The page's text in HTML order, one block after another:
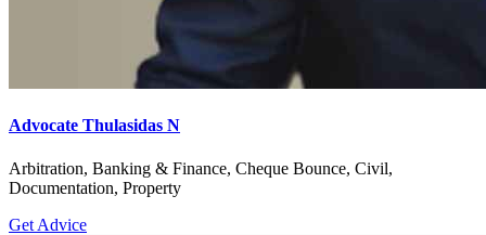
Advocate Thulasidas N
Arbitration, Banking & Finance, Cheque Bounce, Civil,
Documentation, Property
Get Advice